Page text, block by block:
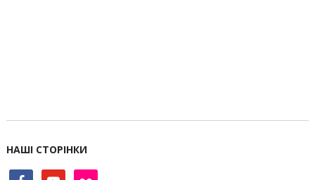
НАШІ СТОРІНКИ
facebookyoutube flickr